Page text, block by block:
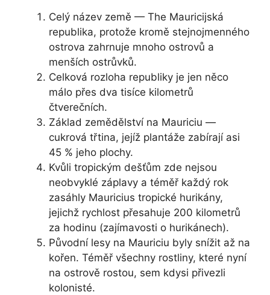
Celý název země — The Mauricijská
republika, protože kromě stejnojmenného
ostrova zahrnuje mnoho ostrovů a
menších ostrůvků.
Celková rozloha republiky je jen něco
málo přes dva tisíce kilometrů
čtverečních.
Základ zemědělství na Mauriciu —
cukrová třtina, jejíž plantáže zabírají asi
45 % jeho plochy.
Kvůli tropickým dešťům zde nejsou
neobvyklé záplavy a téměř každý rok
zasáhly Mauricius tropické hurikány,
jejichž rychlost přesahuje 200 kilometrů
za hodinu (zajímavosti o hurikánech).
Původní lesy na Mauriciu byly snížit až na
kořen. Téměř všechny rostliny, které nyní
na ostrově rostou, sem kdysi přivezli
kolonisté.